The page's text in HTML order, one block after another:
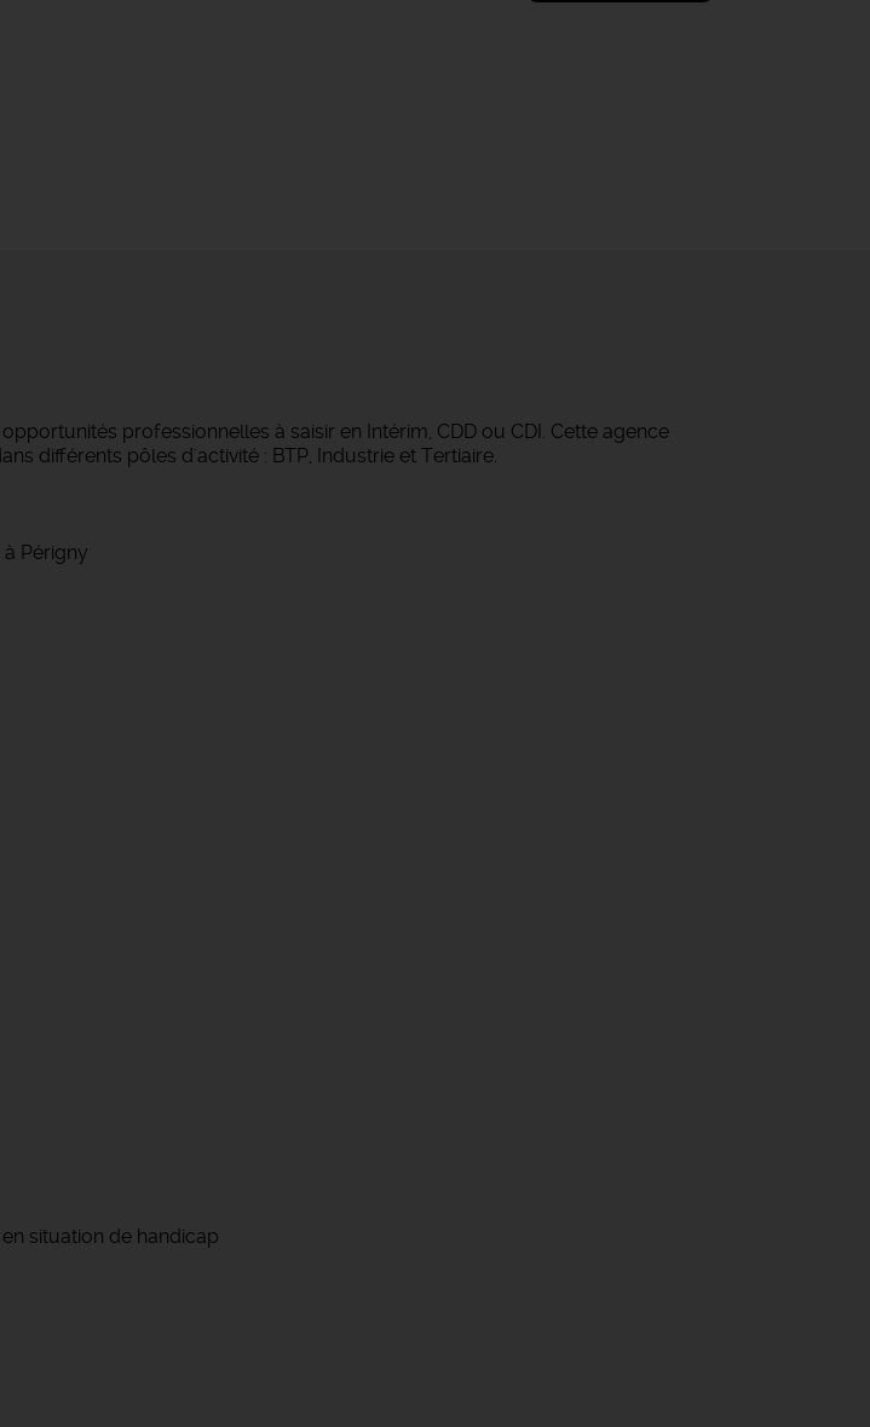
professionnelles à saisir en Intérim, CDD ou CDI. Cette agence
différents pôles d'activité : BTP, Industrie et Tertiaire.
Périgny
situation de handicap